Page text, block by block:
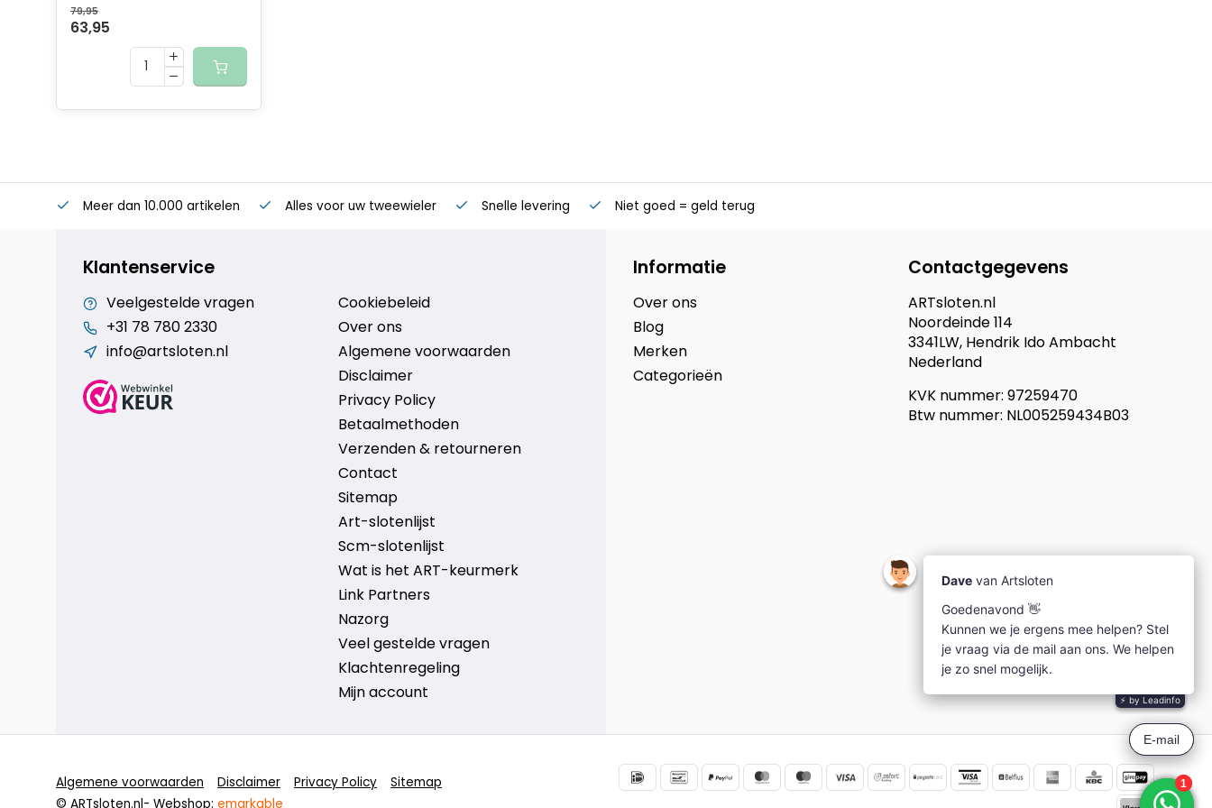
79,95
63,95
Meer dan 10.000 artikelen Alles voor uw tweewieler Snelle levering Niet goed = geld terug
Klantenservice
Veelgestelde vragen
+31 78 780 2330
info@artsloten.nl
Cookiebeleid
Over ons
Algemene voorwaarden
Disclaimer
Privacy Policy
Betaalmethoden
Verzenden & retourneren
Contact
Sitemap
Art-slotenlijst
Scm-slotenlijst
Wat is het ART-keurmerk
Link Partners
Nazorg
Veel gestelde vragen
Klachtenregeling
Mijn account
Informatie
Over ons
Blog
Merken
Categorieën
Contactgegevens
ARTsloten.nl
Noordeinde 114
3341LW, Hendrik Ido Ambacht
Nederland
KVK nummer: 97259470
Btw nummer: NL005259434B03
Algemene voorwaarden Disclaimer Privacy Policy
Sitemap
© ARTsloten.nl- Webshop: emarkable